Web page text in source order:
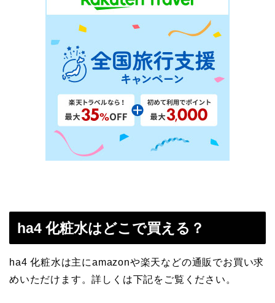
ha4 化粧水はどこで買える？
ha4 化粧水は主にamazonや楽天などの通販でお買い求
めいただけます。詳しくは下記をご覧ください。